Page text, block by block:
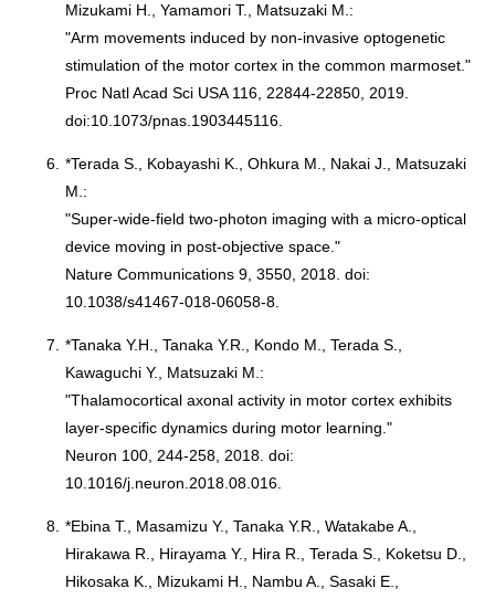
Mizukami H., Yamamori T., Matsuzaki M.:
"Arm movements induced by non-invasive optogenetic
stimulation of the motor cortex in the common marmoset."
Proc Natl Acad Sci USA 116, 22844-22850, 2019.
doi:10.1073/pnas.1903445116.
6. *Terada S., Kobayashi K., Ohkura M., Nakai J., Matsuzaki
M.:
"Super-wide-field two-photon imaging with a micro-optical
device moving in post-objective space."
Nature Communications 9, 3550, 2018. doi:
10.1038/s41467-018-06058-8.
7.
*Tanaka Y.H., Tanaka Y.R., Kondo M., Terada S.,
Kawaguchi Y., Matsuzaki M.:
"Thalamocortical axonal activity in motor cortex exhibits
layer-specific dynamics during motor learning."
Neuron 100, 244-258, 2018. doi:
10.1016/j.neuron.2018.08.016.
8. *Ebina T., Masamizu Y., Tanaka Y.R., Watakabe A.,
Hirakawa R., Hirayama Y., Hira R., Terada S., Koketsu D.,
Hikosaka K., Mizukami H., Nambu A., Sasaki E.,